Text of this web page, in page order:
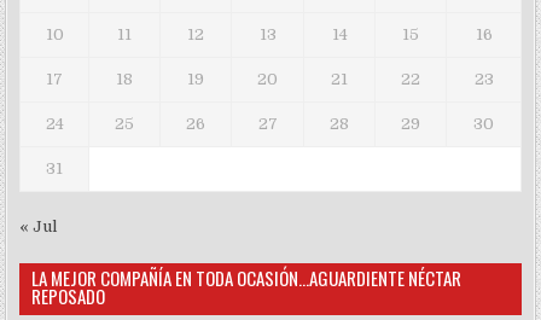
10 11 12 13 14 15 16
17 18 19 20 21 22 23
24 25 26 27 28 29 30
31
« Jul
LA MEJOR COMPAÑÍA EN TODA OCASIÓN…AGUARDIENTE NÉCTAR
REPOSADO